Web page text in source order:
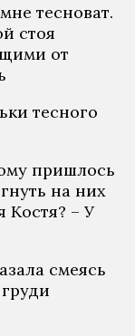
тесноват.
стоя
от
тесного
пришлось
на них
Костя? – У
смеясь